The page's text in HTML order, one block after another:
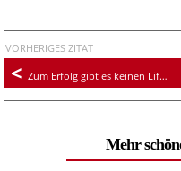
VORHERIGES ZITAT
Zum Erfolg gibt es keinen Lift, man muß die Treppe benützen
Mehr